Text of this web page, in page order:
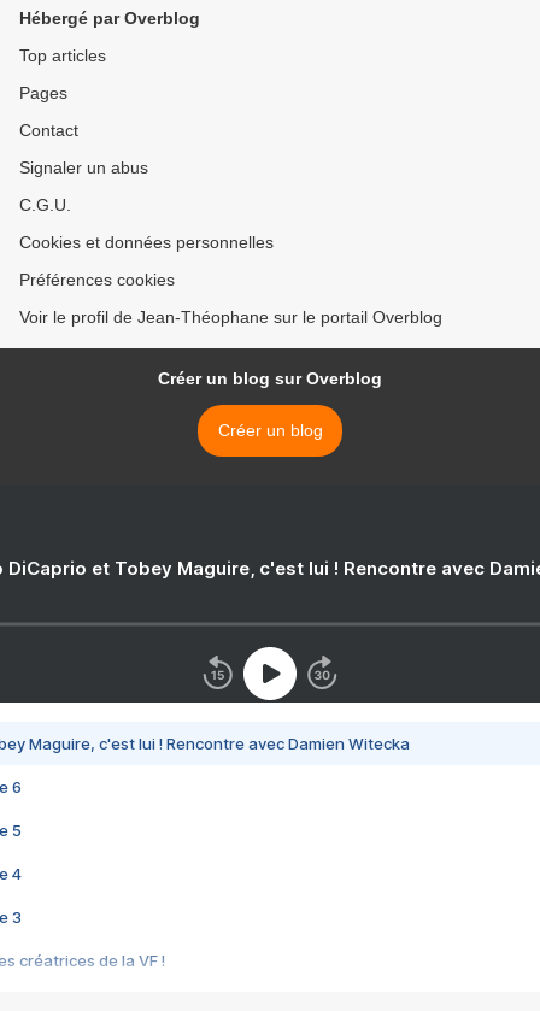
Hébergé par Overblog
Top articles
Pages
Contact
Signaler un abus
C.G.U.
Cookies et données personnelles
Préférences cookies
Voir le profil de Jean-Théophane sur le portail Overblog
Créer un blog sur Overblog
Créer un blog
DiCaprio et Tobey Maguire, c'est lui ! Rencontre avec
Maguire, c'est lui ! Rencontre avec Damien Witecka
6
5
4
3
créatrices de la VF !